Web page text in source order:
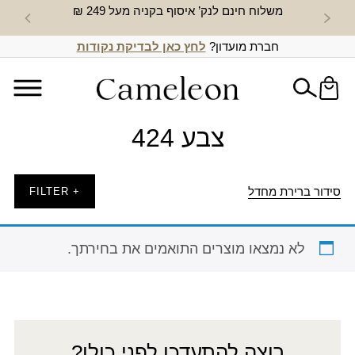
משלוח חינם לנק’ איסוף בקניה מעל 249 ₪ חדש
חברת מועדון? לחץ כאן לבדיקת נקודות
צבע 424
סידור ברירת מחדל + FILTER
לא נמצאו מוצרים התואמים את בחירתך.